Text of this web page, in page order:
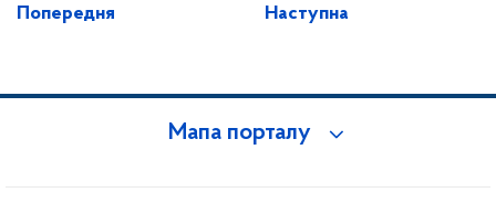
Попередня Наступна
Мапа порталу